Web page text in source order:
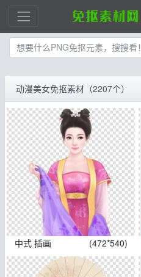
动漫美女免抠素材（2207个）
中式 插画 (472*540)